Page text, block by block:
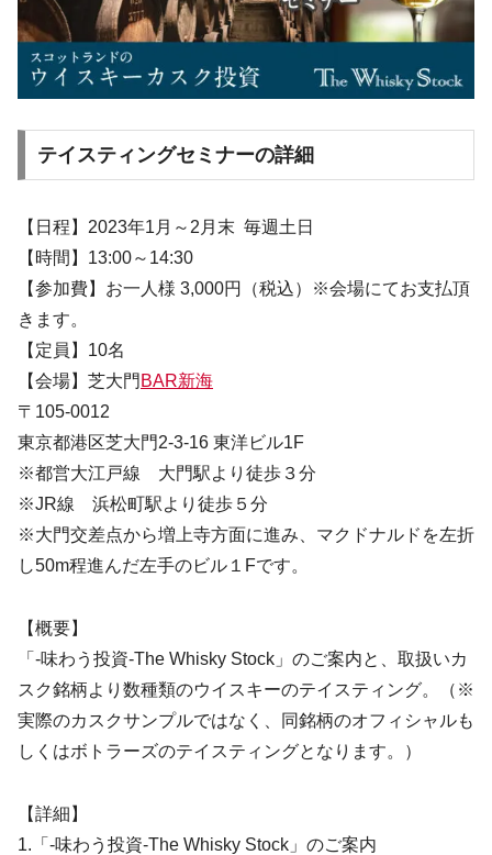
テイスティングセミナーの詳細
【日程】2023年1月～2月末 毎週土日
【時間】13:00～14:30
【参加費】お一人様 3,000円（税込）※会場にてお支払頂
きます。
【定員】10名
【会場】芝大門 BAR新海
〒105-0012
東京都港区芝大門2-3-16 東洋ビル1F
※都営大江戸線 大門駅より徒歩３分
※JR線 浜松町駅より徒歩５分
※大門交差点から増上寺方面に進み、マクドナルドを左折
し50m程進んだ左手のビル１Fです。
【概要】
「-味わう投資-The Whisky Stock」のご案内と、取扱いカ
スク銘柄より数種類のウイスキーのテイスティング。（※
実際のカスクサンプルではなく、同銘柄のオフィシャルも
しくはボトラーズのテイスティングとなります。）
【詳細】
1.「-味わう投資-The Whisky Stock」のご案内